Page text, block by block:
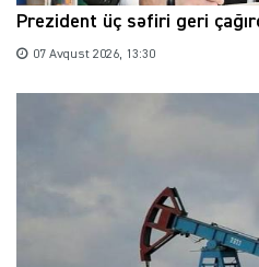
Prezident üç səfiri geri
07 Avqust 2026, 13:30